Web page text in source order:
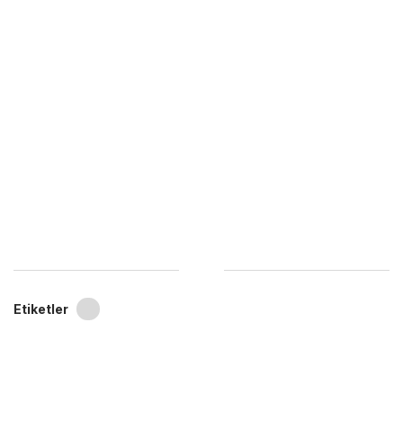
Etiketler